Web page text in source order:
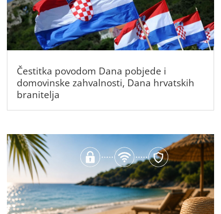
Čestitka povodom Dana pobjede i
domovinske zahvalnosti, Dana hrvatskih
branitelja